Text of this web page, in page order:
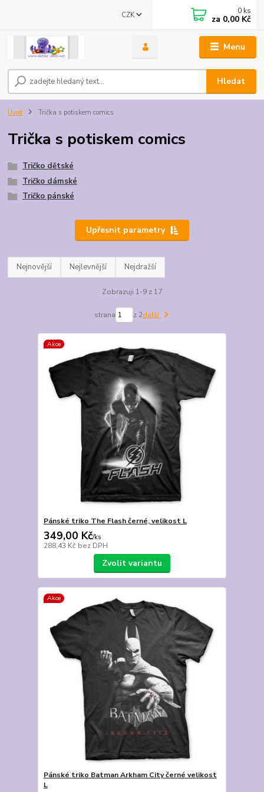
Menu
CZK
Hledat
0 ks
za 0,00 Kč
Úvod Trička s potiskem comics
Trička s potiskem comics
Tričko dětské
Tričko dámské
Tričko pánské
Upřesnit parametry
Nejnovější Nejlevnější Nejdražší
Zobrazuji 1-9 z 17
strana z 2další
Akce
Pánské triko The Flash černé, velikost L
349,00 Kč/ks
288,43 Kč bez DPH
Zvolit variantu
Akce
Pánské triko Batman Arkham City černé velikost
L